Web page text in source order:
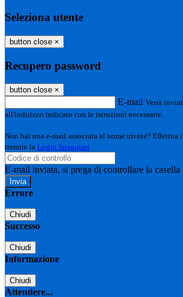
Seleziona utente
button close ×
Recupero password
button close ×
E-mail Verrà
all'indirizzo indicato con le istruzioni necessarie.
Non hai una e-mail associata al nome utente? Effettua
tramite la Login Spaggiari
E-mail inviata, si prega di controllare la casella
Errore
Chiudi
Successo
Chiudi
Informazione
Chiudi
Attendere...